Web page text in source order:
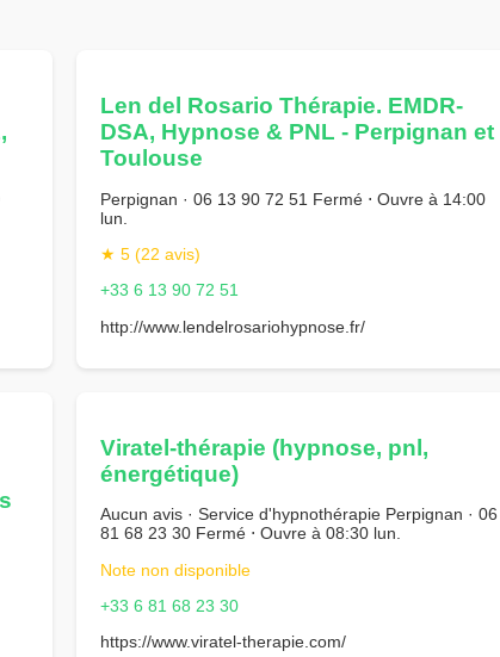
Len del Rosario Thérapie. EMDR-
DSA, Hypnose & PNL - Perpignan et
Toulouse
Perpignan · 06 13 90 72 51 Fermé ⋅ Ouvre à 14:00
lun.
★ 5 (22 avis)
+33 6 13 90 72 51
http://www.lendelrosariohypnose.fr/
Viratel-thérapie (hypnose, pnl,
énergétique)
Aucun avis · Service d'hypnothérapie Perpignan · 06
81 68 23 30 Fermé ⋅ Ouvre à 08:30 lun.
Note non disponible
+33 6 81 68 23 30
https://www.viratel-therapie.com/